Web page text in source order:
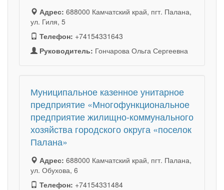
Адрес: 688000 Камчатский край, пгт. Палана,
ул. Гиля, 5
Телефон: +74154331643
Руководитель: Гончарова Ольга Сергеевна
Муниципальное казенное унитарное
предприятие «Многофункциональное
предприятие жилищно-коммунального
хозяйства городского округа «поселок
Палана»
Адрес: 688000 Камчатский край, пгт. Палана,
ул. Обухова, 6
Телефон: +74154331484